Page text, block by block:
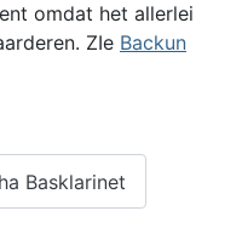
omdat het allerlei
ZIe Backun
Basklarinet